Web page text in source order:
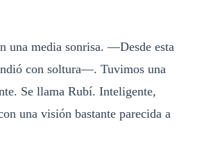
una media sonrisa. —Desde esta
con soltura—. Tuvimos una
Se llama Rubí. Inteligente,
una visión bastante parecida a